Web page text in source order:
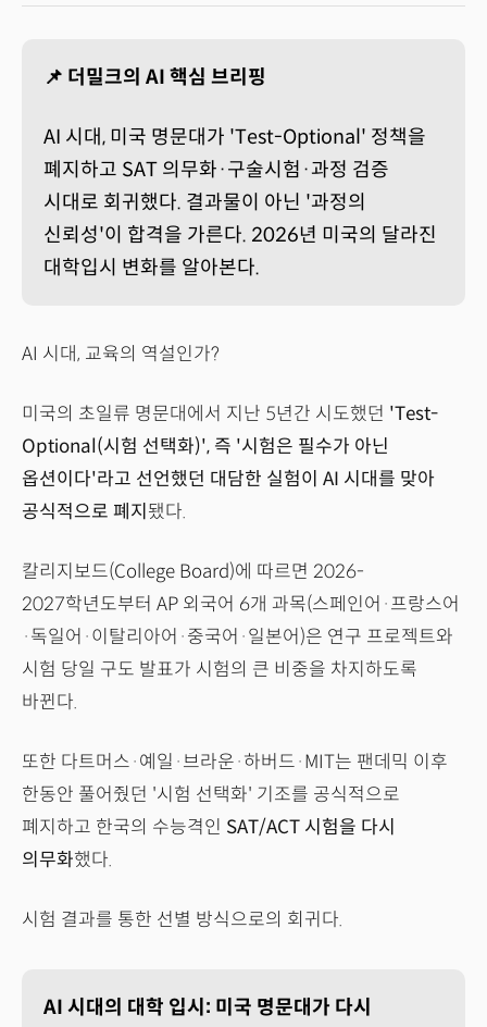
📌 더밀크의 AI 핵심 브리핑
AI 시대, 미국 명문대가 'Test-Optional' 정책을
폐지하고 SAT 의무화·구술시험·과정 검증
시대로 회귀했다. 결과물이 아닌 '과정의
신뢰성'이 합격을 가른다. 2026년 미국의 달라진
대학입시 변화를 알아본다.
AI 시대, 교육의 역설인가?
미국의 초일류 명문대에서 지난 5년간 시도했던 'Test-
Optional(시험 선택화)', 즉 '시험은 필수가 아닌
옵션이다'라고 선언했던 대담한 실험이 AI 시대를 맞아
공식적으로 폐지 됐다.
칼리지보드(College Board)에 따르면 2026-
2027학년도부터 AP 외국어 6개 과목(스페인어·프랑스어
·독일어·이탈리아어·중국어·일본어)은 연구 프로젝트와
시험 당일 구도 발표가 시험의 큰 비중을 차지하도록
바뀐다.
또한 다트머스·예일·브라운·하버드·MIT는 팬데믹 이후
한동안 풀어줬던 '시험 선택화' 기조를 공식적으로
폐지하고 한국의 수능격인 SAT/ACT 시험을 다시
의무화했다.
시험 결과를 통한 선별 방식으로의 회귀다.
AI 시대의 대학 입시: 미국 명문대가 다시